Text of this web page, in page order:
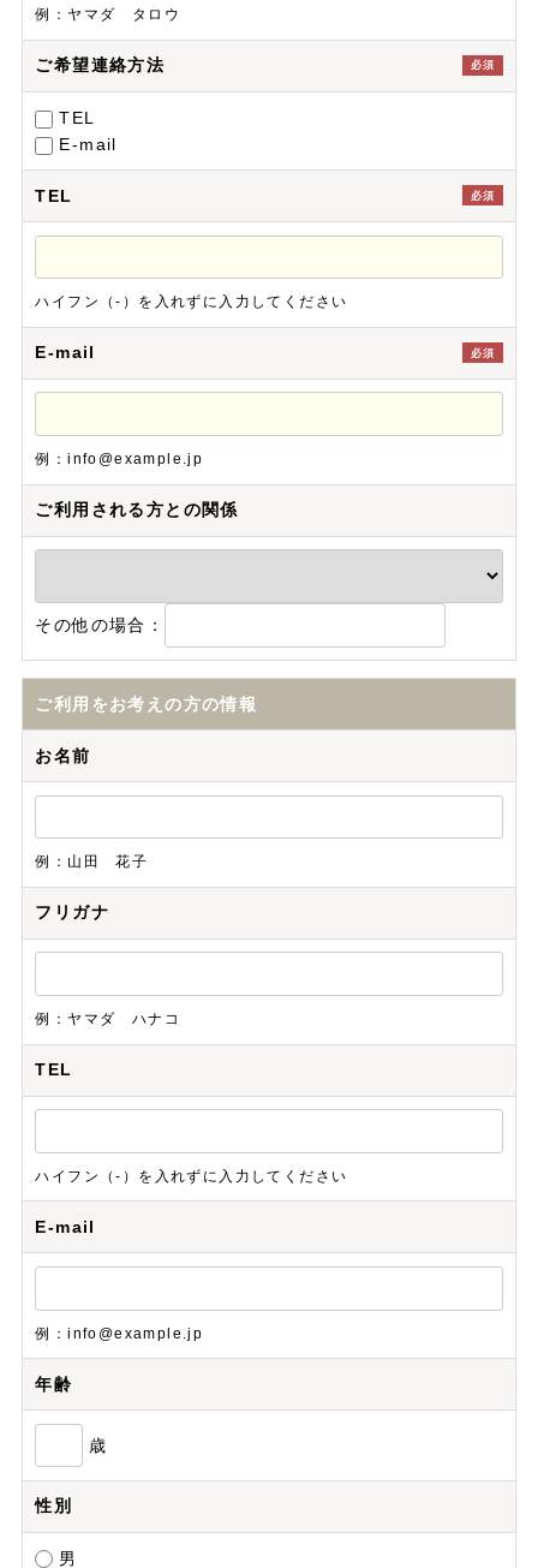
例：ヤマダ タロウ
ご希望連絡方法 必須
TEL
E-mail
TEL 必須
ハイフン（-）を入れずに入力してください
E-mail 必須
例：info@example.jp
ご利用される方との関係
その他の場合：
ご利用をお考えの方の情報
お名前
例：山田 花子
フリガナ
例：ヤマダ ハナコ
TEL
ハイフン（-）を入れずに入力してください
E-mail
例：info@example.jp
年齢
歳
性別
男